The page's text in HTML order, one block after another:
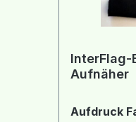
InterFlag-
Aufnäher
Aufdruck